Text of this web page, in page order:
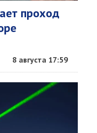
проход
8 августа 17:59